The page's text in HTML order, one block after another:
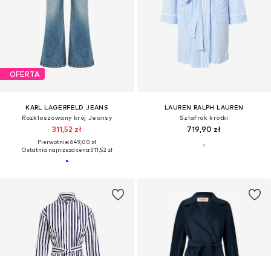
OFERTA
KARL LAGERFELD JEANS
Rozkloszowany krój Jeansy
311,52 zł
Pierwotnie: 649,00 zł
Ostatnia najniższa cena:311,52 zł
LAUREN RALPH LAUREN
Szlafrok krótki
719,90 zł